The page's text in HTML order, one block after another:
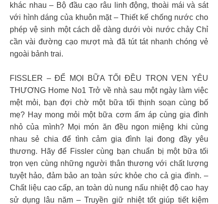
khác nhau – Bộ đầu cạo râu linh động, thoài mái và sát
với hình dáng của khuôn mặt – Thiết kế chống nước cho
phép vệ sinh một cách dễ dàng dưới vòi nước chảy Chỉ
cần vài đường cạo mượt mà đã tút tát nhanh chóng vẻ
ngoài bảnh trai.
FISSLER – ĐỂ MỌI BỮA TỐI ĐỀU TRỌN VẸN YÊU
THƯƠNG Home No1 Trở về nhà sau một ngày làm việc
mệt mỏi, bạn đợi chờ một bữa tối thịnh soạn cùng bố
mẹ? Hay mong mỏi một bữa cơm ấm áp cùng gia đình
nhỏ của mình? Mọi món ăn đều ngon miệng khi cùng
nhau sẻ chia để tình cảm gia đình lại đong đầy yêu
thương. Hãy để Fissler cùng bạn chuẩn bị một bữa tối
trọn vẹn cùng những người thân thương với chất lượng
tuyệt hảo, đảm bảo an toàn sức khỏe cho cả gia đình. –
Chất liệu cao cấp, an toàn dù nung nấu nhiệt độ cao hay
sử dụng lâu năm – Truyền giữ nhiệt tốt giúp tiết kiệm